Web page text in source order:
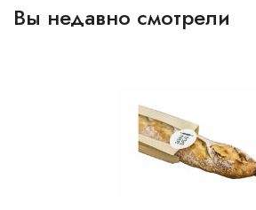
Вы недавно смотрели